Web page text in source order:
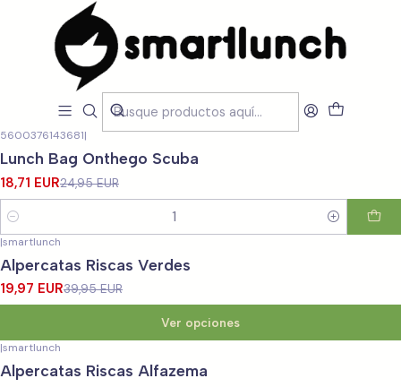
Loja Promoções
Promoções
Filtros
5600376143681|
Lunch Bag Onthego Scuba
18,71 EUR24,95 EUR
Cantidad
-50%OFF
|smartlunch
Alpercatas Riscas Verdes
19,97 EUR39,95 EUR
Ver opciones
|smartlunch
Alpercatas Riscas Alfazema